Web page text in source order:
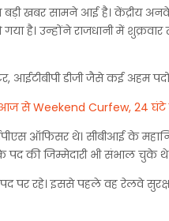
खबर सामने आई है। केंद्रीय
है। उन्होंने राजधानी में
डीजी जैसे कई अहम पदों
से Weekend Curfew, 24 घंटे
ऑफिसर थे। सीबीआई के
की जिम्मेदारी भी संभाल चुके
पर रहे। इससे पहले वह रेलवे